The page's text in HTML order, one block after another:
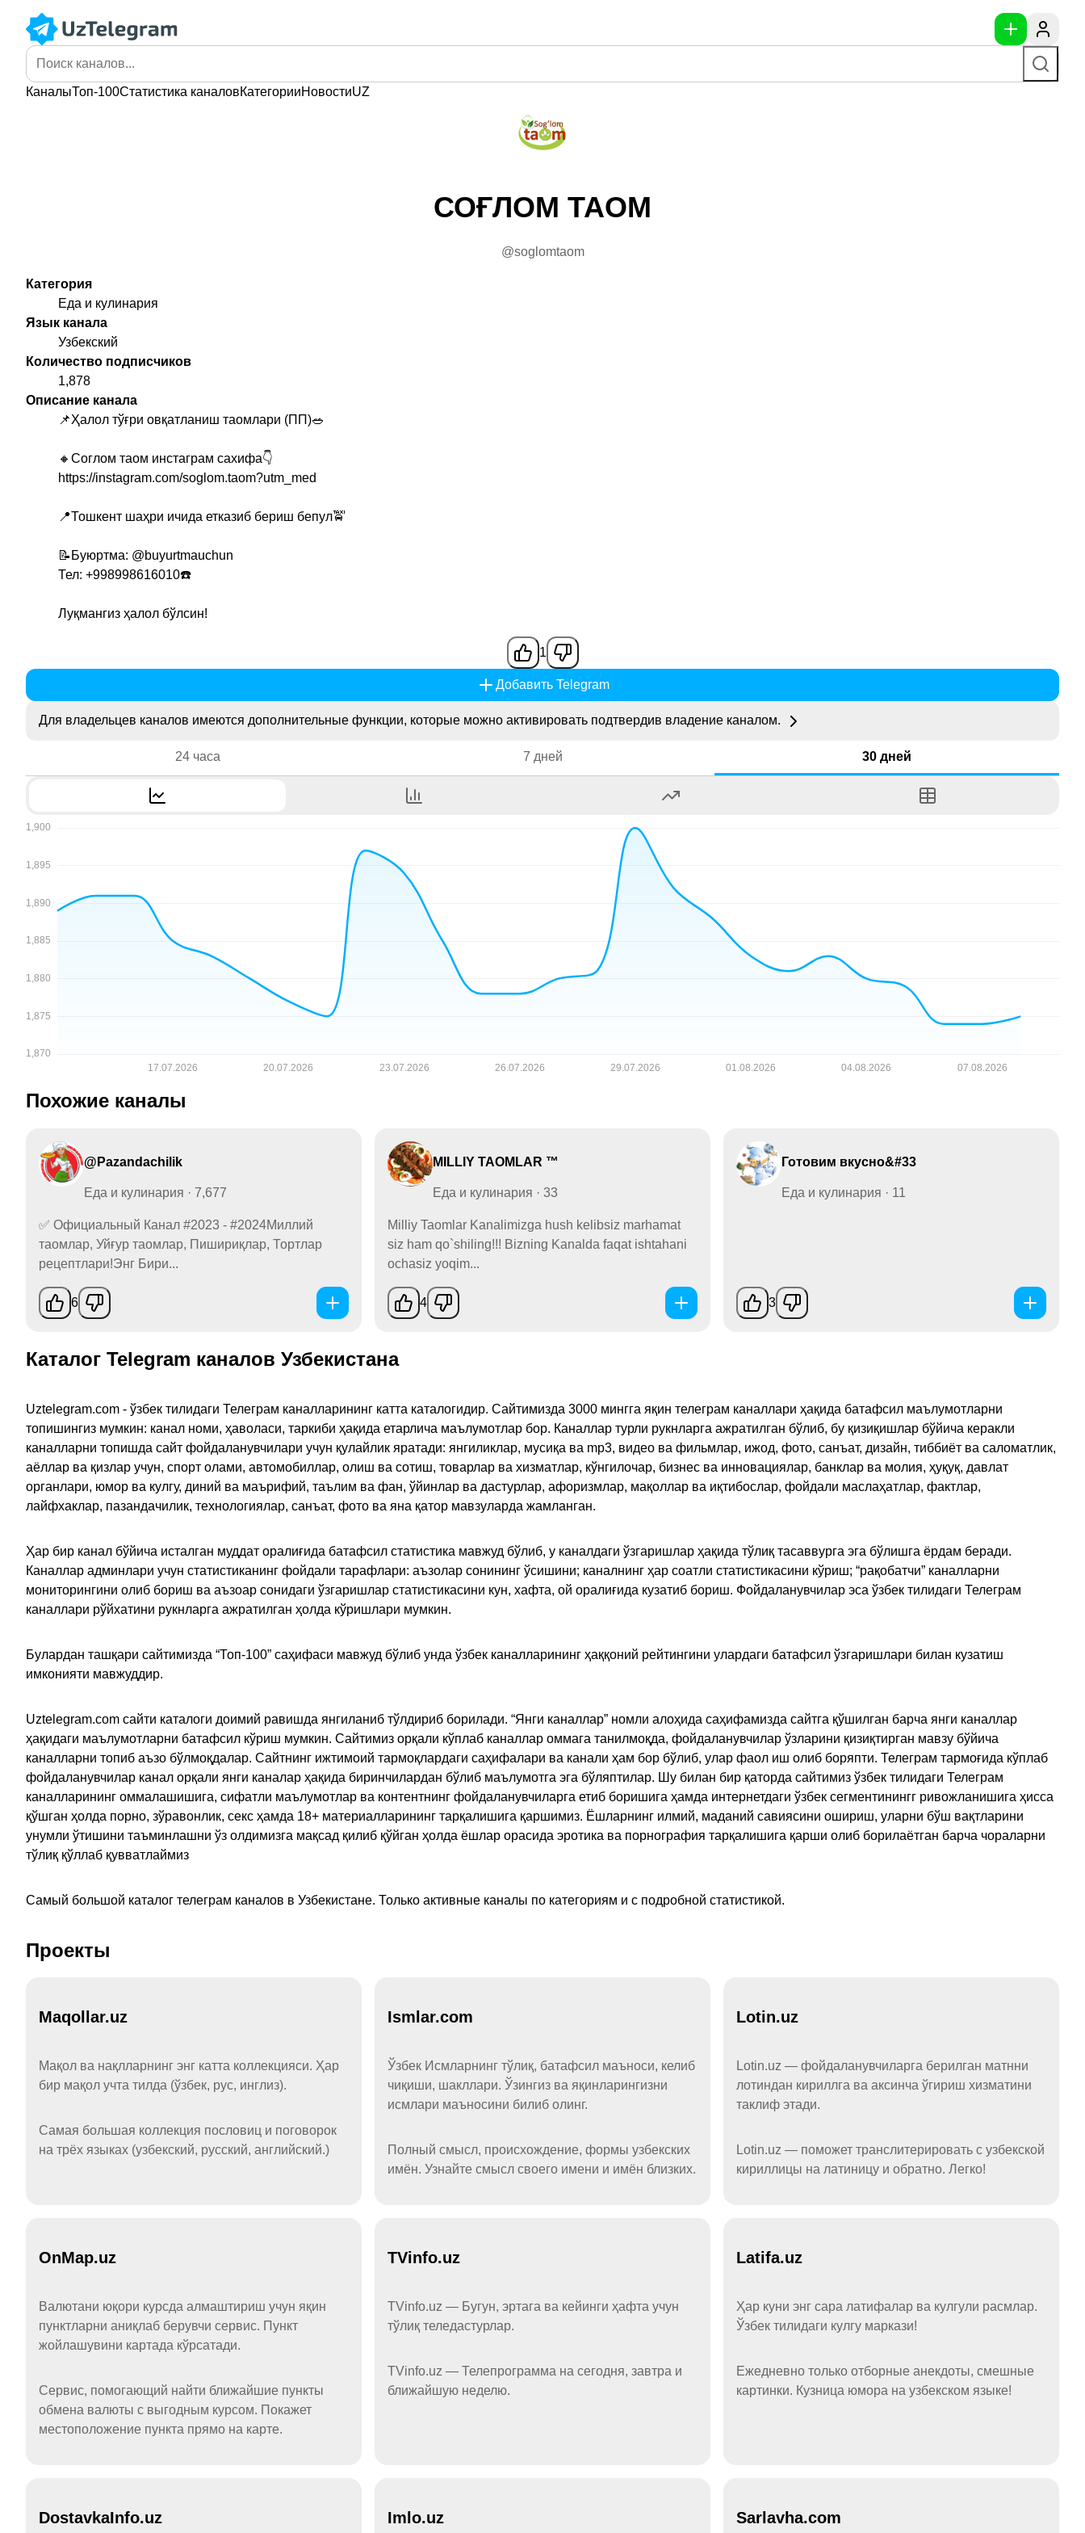
КаналыТоп-100Статистика каналовКатегорииНовостиUZ
СОҒЛОМ ТАОМ
@soglomtaom
Категория
Еда и кулинария
Язык канала
Узбекский
Количество подписчиков
1,878
Описание канала
📌Ҳалол тўғри овқатланиш таомлари (ПП)🥗
🔸️Соглом таом инстаграм сахифа👇
https://instagram.com/soglom.taom?utm_med
📍Тошкент шаҳри ичида етказиб бериш бепул🚖
📝Буюртма: @buyurtmauchun
Тел: +998998616010☎️
Луқмангиз ҳалол бўлсин!
1
Добавить Telegram
Для владельцев каналов имеются дополнительные функции, которые можно активировать подтвердив владение каналом.
24 часа 7 дней 30 дней
Похожие каналы
@Pazandachilik
Еда и кулинария · 7,677
✅ Официальный Канал #2023 - #2024Миллий
таомлар, Уйғур таомлар, Пишириқлар, Тортлар
рецептлари!Энг Бири...
6
MILLIY TAOMLAR ™
Еда и кулинария · 33
Milliy Taomlar Kanalimizga hush kelibsiz marhamat
siz ham qo`shiling!!! Bizning Kanalda faqat ishtahani
ochasiz yoqim...
4
Готовим вкусно&#33
Еда и кулинария · 11
3
Каталог Telegram каналов Узбекистана
Uztelegram.com - ўзбек тилидаги Телеграм каналларининг катта каталогидир. Сайтимизда 3000 мингга яқин телеграм каналлари ҳақида батафсил маълумотларни
топишингиз мумкин: канал номи, ҳаволаси, таркиби ҳақида етарлича маълумотлар бор. Каналлар турли рукнларга ажратилган бўлиб, бу қизиқишлар бўйича керакли
каналларни топишда сайт фойдаланувчилари учун қулайлик яратади: янгиликлар, мусиқа ва mp3, видео ва фильмлар, ижод, фото, санъат, дизайн, тиббиёт ва саломатлик,
аёллар ва қизлар учун, спорт олами, автомобиллар, олиш ва сотиш, товарлар ва хизматлар, кўнгилочар, бизнес ва инновациялар, банклар ва молия, ҳуқуқ, давлат
органлари, юмор ва кулгу, диний ва маърифий, таълим ва фан, ўйинлар ва дастурлар, афоризмлар, мақоллар ва иқтибослар, фойдали маслаҳатлар, фактлар,
лайфхаклар, пазандачилик, технологиялар, санъат, фото ва яна қатор мавзуларда жамланган.
Ҳар бир канал бўйича исталган муддат оралиғида батафсил статистика мавжуд бўлиб, у каналдаги ўзгаришлар ҳақида тўлиқ тасаввурга эга бўлишга ёрдам беради.
Каналлар админлари учун статистиканинг фойдали тарафлари: аъзолар сонининг ўсишини; каналнинг ҳар соатли статистикасини кўриш; “рақобатчи” каналларни
мониторингини олиб бориш ва аъзоар сонидаги ўзгаришлар статистикасини кун, хафта, ой оралиғида кузатиб бориш. Фойдаланувчилар эса ўзбек тилидаги Телеграм
каналлари рўйхатини рукнларга ажратилган ҳолда кўришлари мумкин.
Булардан ташқари сайтимизда “Топ-100” саҳифаси мавжуд бўлиб унда ўзбек каналларининг ҳаққоний рейтингини улардаги батафсил ўзгаришлари билан кузатиш
имконияти мавжуддир.
Uztelegram.com сайти каталоги доимий равишда янгиланиб тўлдириб борилади. “Янги каналлар” номли алоҳида саҳифамизда сайтга қўшилган барча янги каналлар
ҳақидаги маълумотларни батафсил кўриш мумкин. Сайтимиз орқали кўплаб каналлар оммага танилмоқда, фойдаланувчилар ўзларини қизиқтирган мавзу бўйича
каналларни топиб аъзо бўлмоқдалар. Сайтнинг ижтимоий тармоқлардаги саҳифалари ва канали ҳам бор бўлиб, улар фаол иш олиб боряпти. Телеграм тармоғида кўплаб
фойдаланувчилар канал орқали янги каналар ҳақида биринчилардан бўлиб маълумотга эга бўляптилар. Шу билан бир қаторда сайтимиз ўзбек тилидаги Телеграм
каналларининг оммалашишига, сифатли маълумотлар ва контентнинг фойдаланувчиларга етиб боришига ҳамда интернетдаги ўзбек сегментинингг ривожланишига ҳисса
қўшган ҳолда порно, зўравонлик, секс ҳамда 18+ материалларининг тарқалишига қаршимиз. Ёшларнинг илмий, маданий савиясини ошириш, уларни бўш вақтларини
унумли ўтишини таъминлашни ўз олдимизга мақсад қилиб қўйган ҳолда ёшлар орасида эротика ва порнография тарқалишига қарши олиб борилаётган барча чораларни
тўлиқ қўллаб қувватлаймиз
Самый большой каталог телеграм каналов в Узбекистане. Только активные каналы по категориям и с подробной статистикой.
Проекты
Maqollar.uz
Мақол ва нақлларнинг энг катта коллекцияси. Ҳар
бир мақол учта тилда (ўзбек, рус, инглиз).
Самая большая коллекция пословиц и поговорок
на трёх языках (узбекский, русский, английский.)
Ismlar.com
Ўзбек Исмларнинг тўлиқ, батафсил маъноси, келиб
чиқиши, шакллари. Ўзингиз ва яқинларингизни
исмлари маъносини билиб олинг.
Полный смысл, происхождение, формы узбекских
имён. Узнайте смысл своего имени и имён близких.
Lotin.uz
Lotin.uz — фойдаланувчиларга берилган матнни
лотиндан кириллга ва аксинча ўгириш хизматини
таклиф этади.
Lotin.uz — поможет транслитерировать с узбекской
кириллицы на латиницу и обратно. Легко!
OnMap.uz
Валютани юқори курсда алмаштириш учун яқин
пунктларни аниқлаб берувчи сервис. Пункт
жойлашувини картада кўрсатади.
Сервис, помогающий найти ближайшие пункты
обмена валюты с выгодным курсом. Покажет
местоположение пункта прямо на карте.
TVinfo.uz
TVinfo.uz — Бугун, эртага ва кейинги ҳафта учун
тўлиқ теледастурлар.
TVinfo.uz — Телепрограмма на сегодня, завтра и
ближайшую неделю.
Latifa.uz
Ҳар куни энг сара латифалар ва кулгули расмлар.
Ўзбек тилидаги кулгу маркази!
Ежедневно только отборные анекдоты, смешные
картинки. Кузница юмора на узбекском языке!
DostavkaInfo.uz Imlo.uz Sarlavha.com